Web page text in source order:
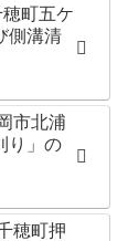
町五ケ
側溝清
市北浦
り」の
穂町押